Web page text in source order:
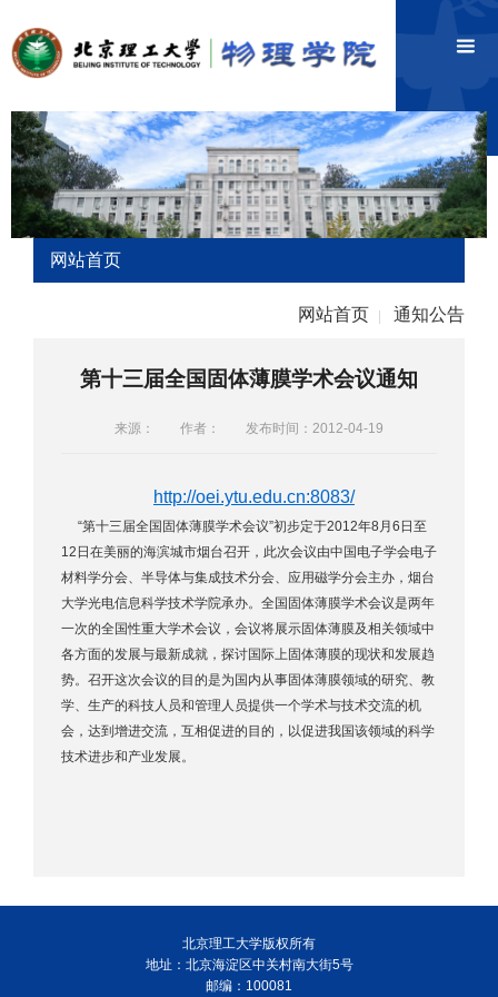
网站首页
网站首页 通知公告
第十三届全国固体薄膜学术会议通知
来源： 作者： 发布时间：2012-04-19
http://oei.ytu.edu.cn:8083/
“第十三届全国固体薄膜学术会议”初步定于2012年8月6日至
12日在美丽的海滨城市烟台召开，此次会议由中国电子学会电子
材料学分会、半导体与集成技术分会、应用磁学分会主办，烟台
大学光电信息科学技术学院承办。全国固体薄膜学术会议是两年
一次的全国性重大学术会议，会议将展示固体薄膜及相关领域中
各方面的发展与最新成就，探讨国际上固体薄膜的现状和发展趋
势。召开这次会议的目的是为国内从事固体薄膜领域的研究、教
学、生产的科技人员和管理人员提供一个学术与技术交流的机
会，达到增进交流，互相促进的目的，以促进我国该领域的科学
技术进步和产业发展。
北京理工大学版权所有
地址：北京海淀区中关村南大街5号
邮编：100081